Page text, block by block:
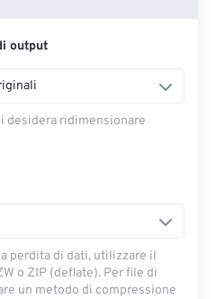
output
desidera ridimensionare
perdita di dati, utilizzare il
o ZIP (deflate). Per file di
un metodo di compressione